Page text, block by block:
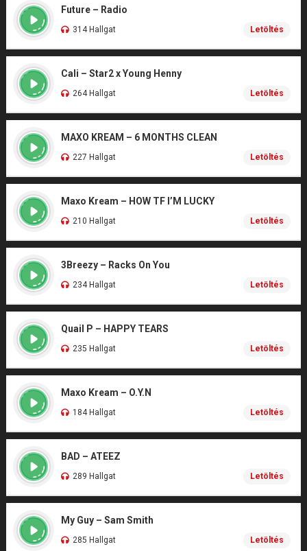
Future – Radio
314 Hallgat Letöltés
Cali – Star2 x Young Henny
264 Hallgat Letöltés
MAXO KREAM – 6 MONTHS CLEAN
227 Hallgat Letöltés
Maxo Kream – HOW TF I’M LUCKY
210 Hallgat Letöltés
3Breezy – Racks On You
234 Hallgat Letöltés
Quail P – HAPPY TEARS
235 Hallgat Letöltés
Maxo Kream – O.Y.N
184 Hallgat Letöltés
BAD – ATEEZ
289 Hallgat Letöltés
My Guy – Sam Smith
285 Hallgat Letöltés